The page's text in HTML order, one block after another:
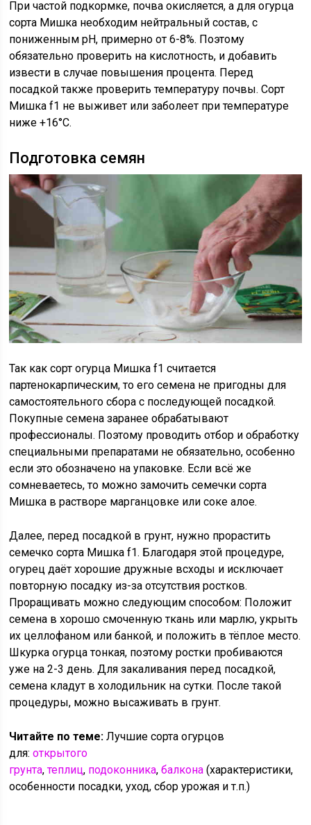
При частой подкормке, почва окисляется, а для огурца
сорта Мишка необходим нейтральный состав, с
пониженным рН, примерно от 6-8%. Поэтому
обязательно проверить на кислотность, и добавить
извести в случае повышения процента. Перед
посадкой также проверить температуру почвы. Сорт
Мишка f1 не выживет или заболеет при температуре
ниже +16°С.
Подготовка семян
Так как сорт огурца Мишка f1 считается
партенокарпическим, то его семена не пригодны для
самостоятельного сбора с последующей посадкой.
Покупные семена заранее обрабатывают
профессионалы. Поэтому проводить отбор и обработку
специальными препаратами не обязательно, особенно
если это обозначено на упаковке. Если всё же
сомневаетесь, то можно замочить семечки сорта
Мишка в растворе марганцовке или соке алое.
Далее, перед посадкой в грунт, нужно прорастить
семечко сорта Мишка f1. Благодаря этой процедуре,
огурец даёт хорошие дружные всходы и исключает
повторную посадку из-за отсутствия ростков.
Проращивать можно следующим способом: Положит
семена в хорошо смоченную ткань или марлю, укрыть
их целлофаном или банкой, и положить в тёплое место.
Шкурка огурца тонкая, поэтому ростки пробиваются
уже на 2-3 день. Для закаливания перед посадкой,
семена кладут в холодильник на сутки. После такой
процедуры, можно высаживать в грунт.
Читайте по теме:Лучшие сорта огурцов
для:открытого
грунта,теплиц, подоконника,балкона (характеристики,
особенности посадки, уход, сбор урожая и т.п.)